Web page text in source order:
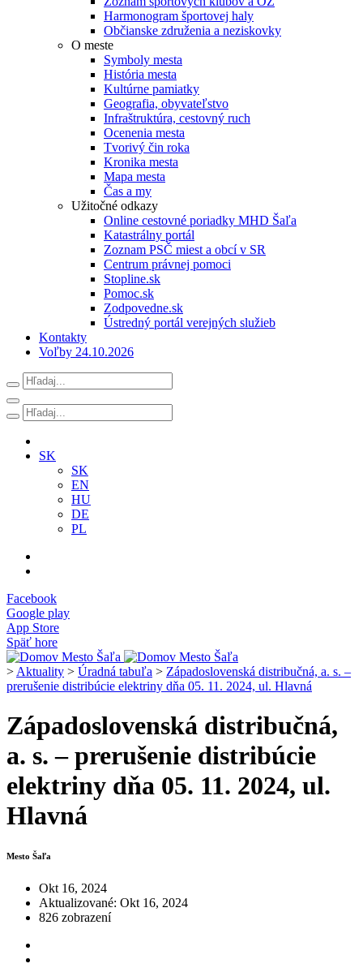
Harmonogram športovej haly
Občianske združenia a neziskovky
O meste
Symboly mesta
História mesta
Kultúrne pamiatky
Geografia, obyvateľstvo
Infraštruktúra, cestovný ruch
Ocenenia mesta
Tvorivý čin roka
Kronika mesta
Mapa mesta
Čas a my
Užitočné odkazy
Online cestovné poriadky MHD Šaľa
Katastrálny portál
Zoznam PSČ miest a obcí v SR
Centrum právnej pomoci
Stopline.sk
Pomoc.sk
Zodpovedne.sk
Ústredný portál verejných služieb
Kontakty
Voľby 24.10.2026
SK
SK
EN
HU
DE
PL
Facebook
Google play
App Store
Späť hore
> Aktuality > Úradná tabuľa > Západoslovenská distribučná, a. s. –
prerušenie distribúcie elektriny dňa 05. 11. 2024, ul. Hlavná
Západoslovenská distribučná,
a. s. – prerušenie distribúcie
elektriny dňa 05. 11. 2024, ul.
Hlavná
Mesto Šaľa
Okt 16, 2024
Aktualizované: Okt 16, 2024
826 zobrazení